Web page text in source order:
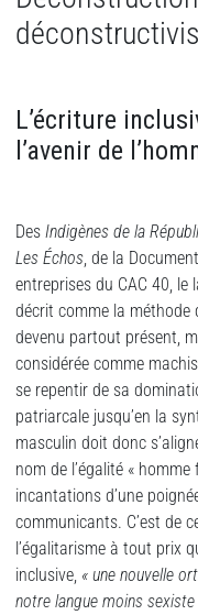
L’écriture
l’avenir de
Des Indigènes de la
Les Échos, de la
entreprises du CAC 40, le
décrit comme la méthode
devenu partout présent,
considérée comme
se repentir de sa
patriarcale jusqu’en la
masculin doit donc
nom de l’égalité «
incantations d’une
communicants. C’est de
l’égalitarisme à tout prix
inclusive, « une nouvelle
notre langue moins sexiste